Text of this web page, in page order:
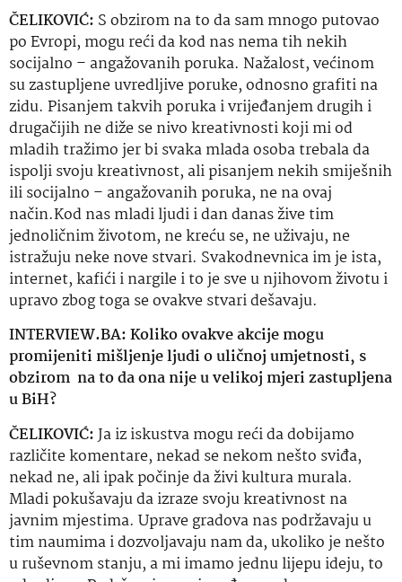
ČELIKOVIĆ: S obzirom na to da sam mnogo putovao
po Evropi, mogu reći da kod nas nema tih nekih
socijalno – angažovanih poruka. Nažalost, većinom
su zastupljene uvredljive poruke, odnosno grafiti na
zidu. Pisanjem takvih poruka i vrijeđanjem drugih i
drugačijih ne diže se nivo kreativnosti koji mi od
mladih tražimo jer bi svaka mlada osoba trebala da
ispolji svoju kreativnost, ali pisanjem nekih smiješnih
ili socijalno – angažovanih poruka, ne na ovaj
način.Kod nas mladi ljudi i dan danas žive tim
jednoličnim životom, ne kreću se, ne uživaju, ne
istražuju neke nove stvari. Svakodnevnica im je ista,
internet, kafići i nargile i to je sve u njihovom životu i
upravo zbog toga se ovakve stvari dešavaju.
INTERVIEW.BA: Koliko ovakve akcije mogu
promijeniti mišljenje ljudi o uličnoj umjetnosti, s
obzirom na to da ona nije u velikoj mjeri zastupljena
u BiH?
ČELIKOVIĆ:Ja iz iskustva mogu reći da dobijamo
različite komentare, nekad se nekom nešto sviđa,
nekad ne, ali ipak počinje da živi kultura murala.
Mladi pokušavaju da izraze svoju kreativnost na
javnim mjestima. Uprave gradova nas podržavaju u
tim naumima i dozvoljavaju nam da, ukoliko je nešto
u ruševnom stanju, a mi imamo jednu lijepu ideju, to